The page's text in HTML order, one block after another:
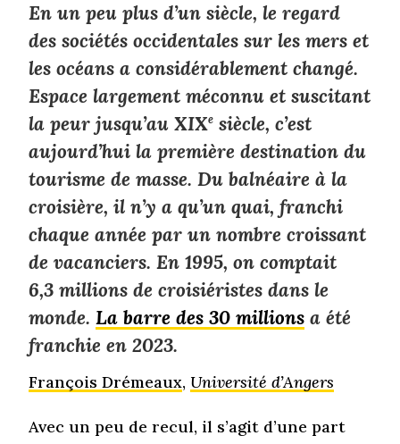
En un peu plus d’un siècle, le regard
des sociétés occidentales sur les mers et
les océans a considérablement changé.
Espace largement méconnu et suscitant
la peur jusqu’au XIXe siècle, c’est
aujourd’hui la première destination du
tourisme de masse. Du balnéaire à la
croisière, il n’y a qu’un quai, franchi
chaque année par un nombre croissant
de vacanciers. En 1995, on comptait
6,3 millions de croisiéristes dans le
monde.La barre des 30 millions a été
franchie en 2023.
François Drémeaux, Université d’Angers
Avec un peu de recul, il s’agit d’une part